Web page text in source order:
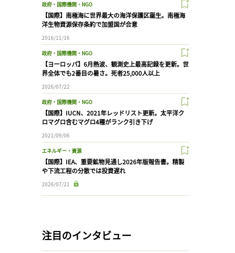
政府・国際機関・NGO
【国際】南極海に世界最大の海洋保護区誕生。南極海
洋生物資源保存条約で加盟国が合意
2016/11/16
政府・国際機関・NGO
【ヨーロッパ】6月熱波、観測史上最高記録を更新。世
界全体でも2番目の暑さ。死者25,000人以上
2026/07/22
政府・国際機関・NGO
【国際】IUCN、2021年レッドリスト更新。太平洋ク
ロマグロ含むマグロ4種がランク引き下げ
2021/09/06
エネルギー・資源
【国際】IEA、重要鉱物見通し2026年版報告書。精製
や下流工程の分散では投資遅れ
2026/07/21
注目のインタビュー